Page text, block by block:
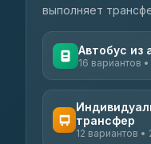
выполняет
Автобус из
16 вариантов
Nakhonborrikarn
4.02(42)
трансфер
12 вариантов